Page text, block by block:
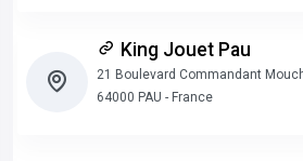
King Jouet Pau
21 Boulevard Commandant
64000 PAU - France